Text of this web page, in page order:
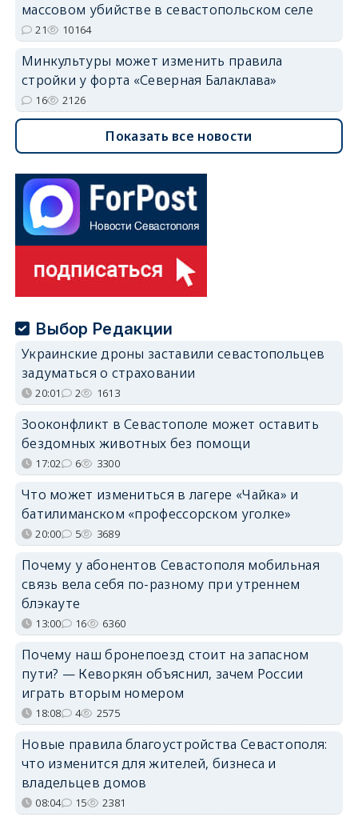
массовом убийстве в севастопольском селе
21 10164
Минкультуры может изменить правила
стройки у форта «Северная Балаклава»
16 2126
Показать все новости
Выбор Редакции
Украинские дроны заставили севастопольцев
задуматься о страховании
20:01 2 1613
Зооконфликт в Севастополе может оставить
бездомных животных без помощи
17:02 6 3300
Что может измениться в лагере «Чайка» и
батилиманском «профессорском уголке»
20:00 5 3689
Почему у абонентов Севастополя мобильная
связь вела себя по-разному при утреннем
блэкауте
13:00 16 6360
Почему наш бронепоезд стоит на запасном
пути? — Кеворкян объяснил, зачем России
играть вторым номером
18:08 4 2575
Новые правила благоустройства Севастополя:
что изменится для жителей, бизнеса и
владельцев домов
08:04 15 2381